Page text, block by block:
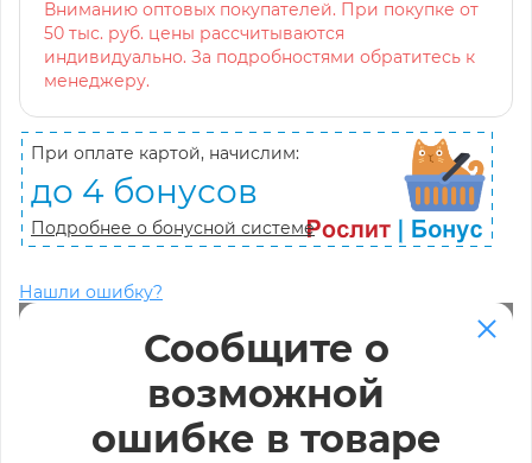
Вниманию оптовых покупателей. При покупке от
50 тыс. руб. цены рассчитываются
индивидуально. За подробностями обратитесь к
менеджеру.
При оплате картой, начислим:
до 4 бонусов
Подробнее о бонусной системе
Нашли ошибку?
Сообщите о
возможной
ошибке в товаре